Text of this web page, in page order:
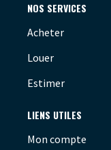
NOS SERVICES
Acheter
Louer
Estimer
LIENS UTILES
Mon compte